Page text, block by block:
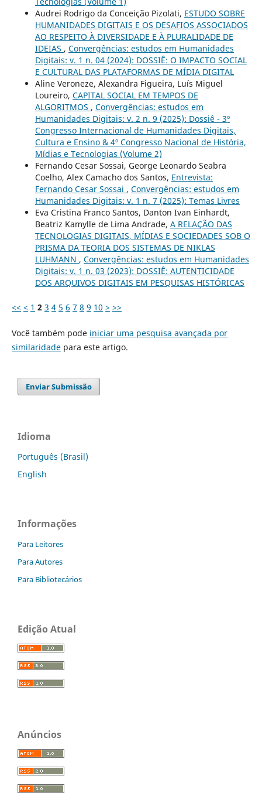
Audrei Rodrigo da Conceição Pizolati, ESTUDO SOBRE
HUMANIDADES DIGITAIS E OS DESAFIOS ASSOCIADOS
AO RESPEITO À DIVERSIDADE E À PLURALIDADE DE
IDEIAS , Convergências: estudos em Humanidades
Digitais: v. 1 n. 04 (2024): DOSSIÊ: O IMPACTO SOCIAL
E CULTURAL DAS PLATAFORMAS DE MÍDIA DIGITAL
Aline Veroneze, Alexandra Figueira, Luís Miguel
Loureiro, CAPITAL SOCIAL EM TEMPOS DE
ALGORITMOS , Convergências: estudos em
Humanidades Digitais: v. 2 n. 9 (2025): Dossiê - 3º
Congresso Internacional de Humanidades Digitais,
Cultura e Ensino & 4º Congresso Nacional de História,
Mídias e Tecnologias (Volume 2)
Fernando Cesar Sossai, George Leonardo Seabra
Coelho, Alex Camacho dos Santos, Entrevista:
Fernando Cesar Sossai , Convergências: estudos em
Humanidades Digitais: v. 1 n. 7 (2025): Temas Livres
Eva Cristina Franco Santos, Danton Ivan Einhardt,
Beatriz Kamylle de Lima Andrade, A RELAÇÃO DAS
TECNOLOGIAS DIGITAIS, MÍDIAS E SOCIEDADES SOB O
PRISMA DA TEORIA DOS SISTEMAS DE NIKLAS
LUHMANN , Convergências: estudos em Humanidades
Digitais: v. 1 n. 03 (2023): DOSSIÊ: AUTENTICIDADE
DOS ARQUIVOS DIGITAIS EM PESQUISAS HISTÓRICAS
<< < 1 2 3 4 5 6 7 8 9 10 > >>
Você também pode iniciar uma pesquisa avançada por
similaridadepara este artigo.
Enviar Submissão
Idioma
Português (Brasil)
English
Informações
Para Leitores
Para Autores
Para Bibliotecários
Edição Atual
Anúncios